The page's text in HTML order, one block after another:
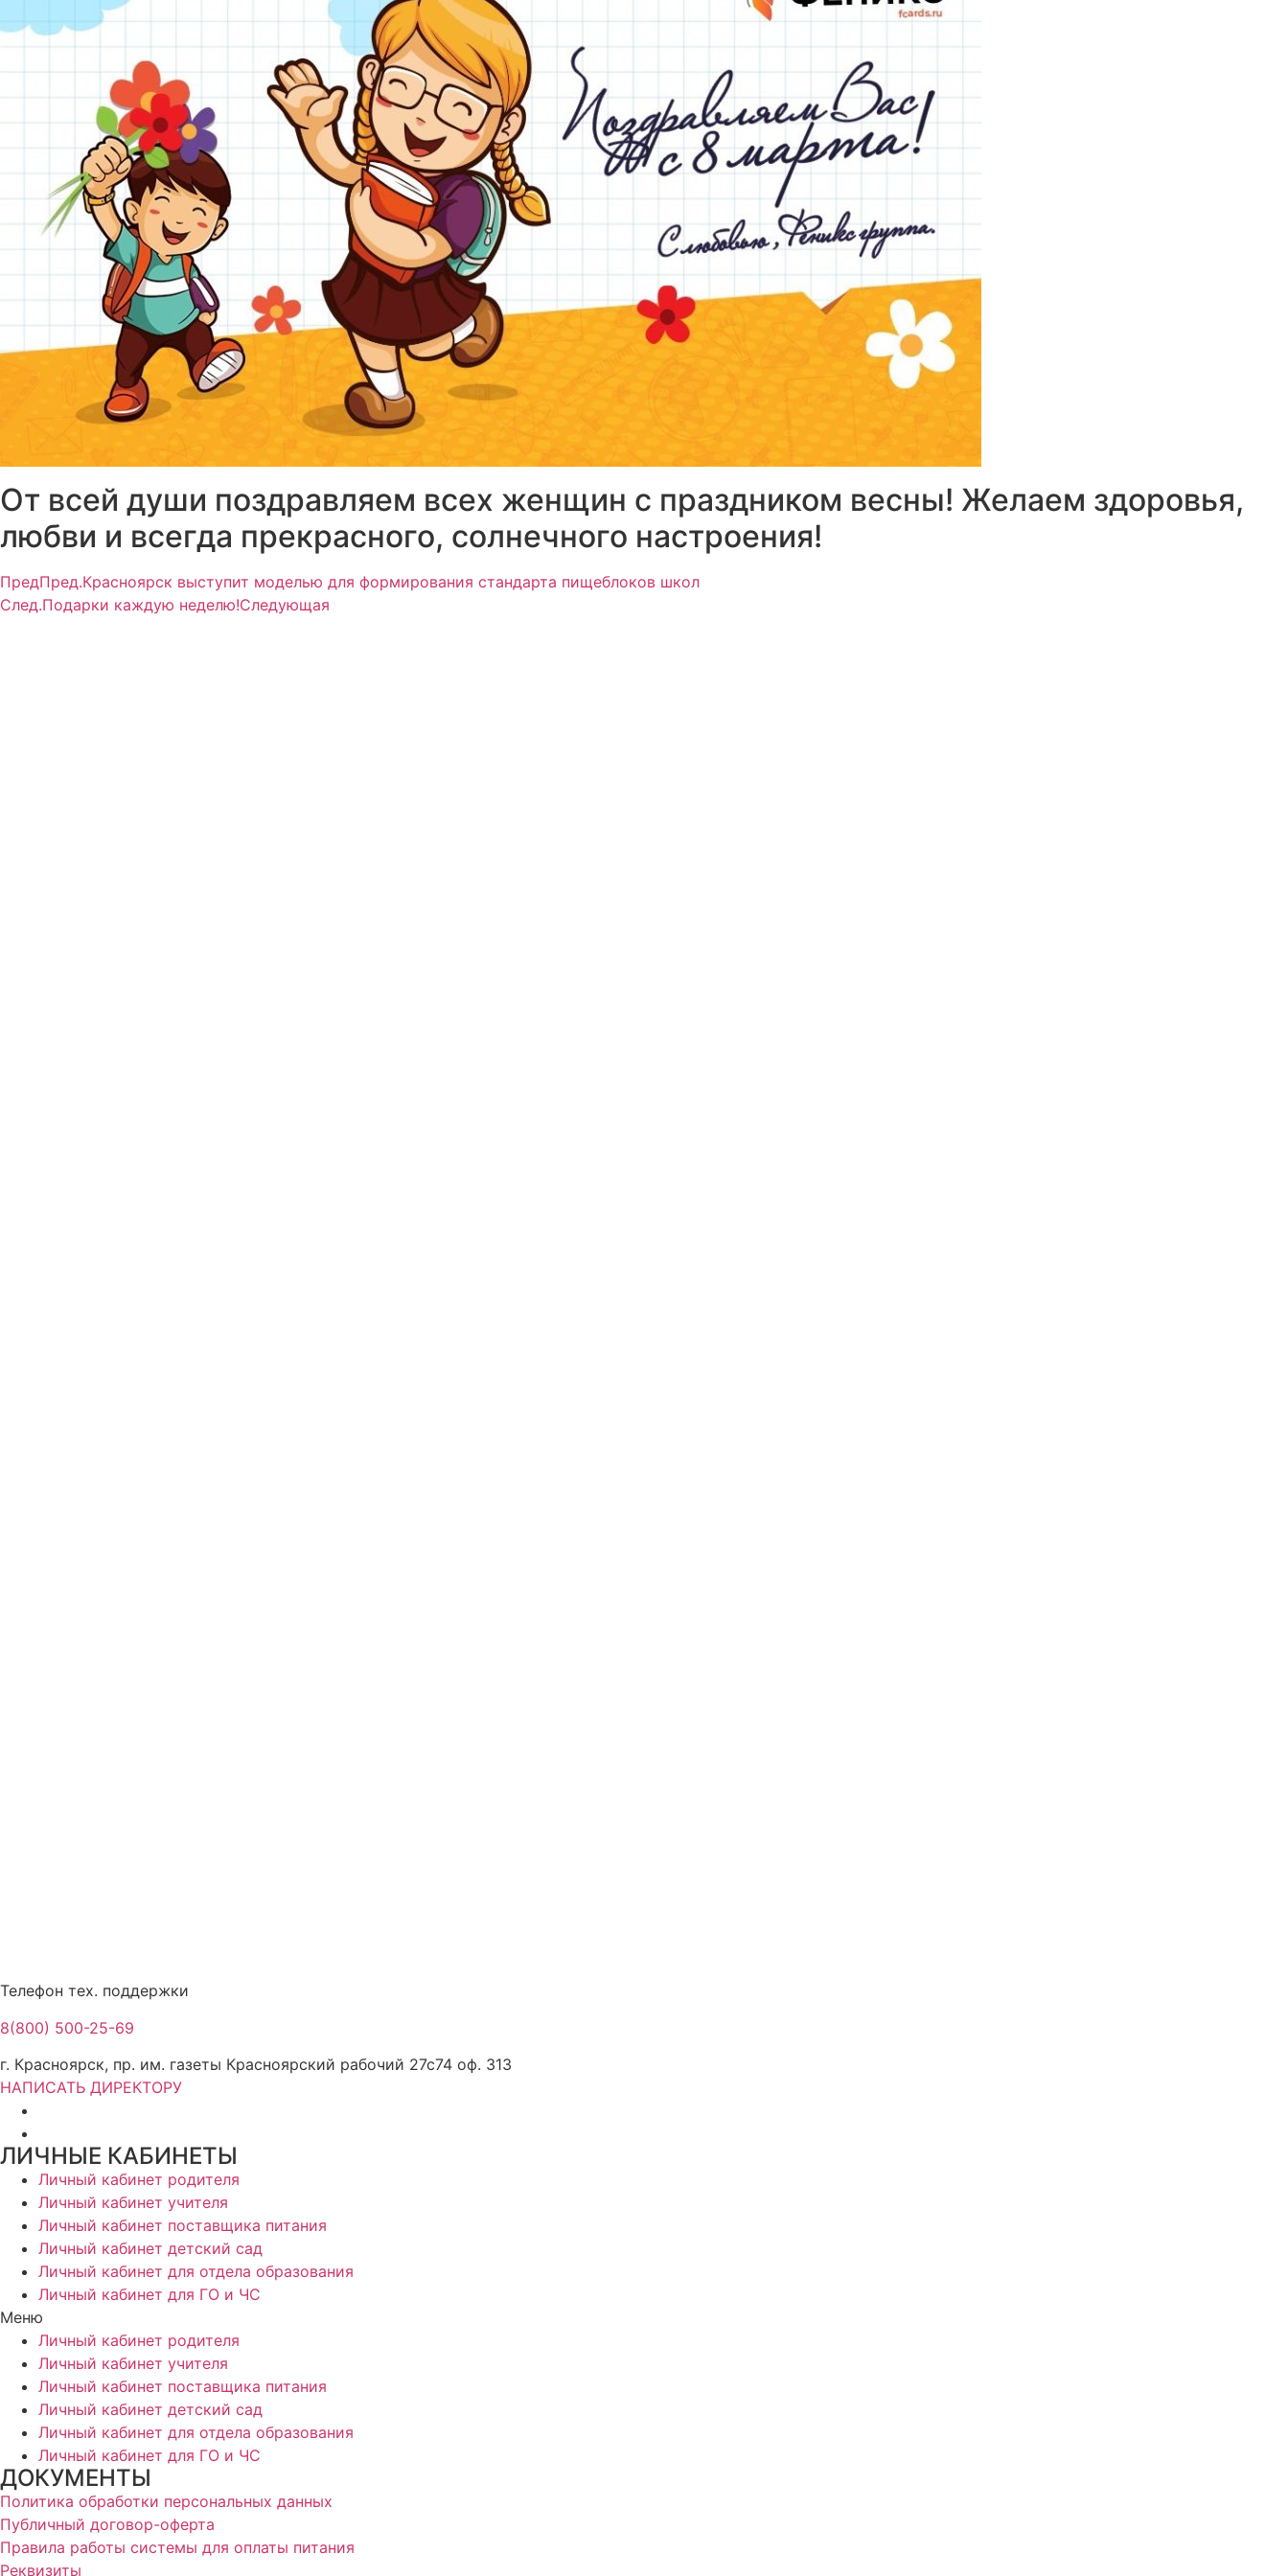
От всей души поздравляем всех женщин с праздником весны! Желаем здоровья,
любви и всегда прекрасного, солнечного настроения!
ПредПред.Красноярск выступит моделью для формирования стандарта пищеблоков школ
След.Подарки каждую неделю!Следующая
Телефон тех. поддержки
8(800) 500-25-69
г. Красноярск, пр. им. газеты Красноярский рабочий 27с74 оф. 313
НАПИСАТЬ ДИРЕКТОРУ
ЛИЧНЫЕ КАБИНЕТЫ
Личный кабинет родителя
Личный кабинет учителя
Личный кабинет поставщика питания
Личный кабинет детский сад
Личный кабинет для отдела образования
Личный кабинет для ГО и ЧС
Меню
Личный кабинет родителя
Личный кабинет учителя
Личный кабинет поставщика питания
Личный кабинет детский сад
Личный кабинет для отдела образования
Личный кабинет для ГО и ЧС
ДОКУМЕНТЫ
Политика обработки персональных данных
Публичный договор-оферта
Правила работы системы для оплаты питания
Реквизиты